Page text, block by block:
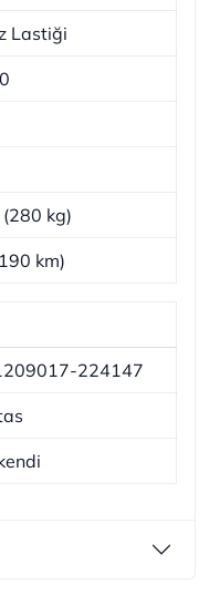
Lastiği
kg)
km)
224147